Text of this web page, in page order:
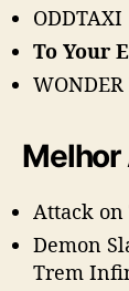
ODDTAXI
To Your
WONDER
Melhor
Attack on
Demon
Trem